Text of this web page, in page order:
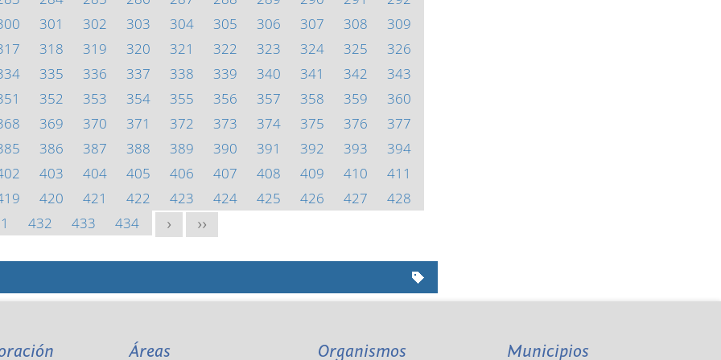
301 302 303 304 305 306 307 308
309
318 319 320 321 322 323 324 325
326
335 336 337 338 339 340 341 342
343
352 353 354 355 356 357 358 359
360
369 370 371 372 373 374 375 376
377
386 387 388 389 390 391 392 393
394
403 404 405 406 407 408 409 410
411
420 421 422 423 424 425 426 427
428
432 433 434 > >>
Áreas Organismos Municipios